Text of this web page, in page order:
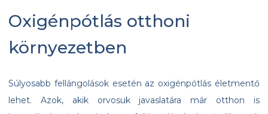
Oxigénpótlás otthoni
környezetben
Súlyosabb fellángolások esetén az oxigénpótlás életmentő
lehet. Azok, akik orvosuk javaslatára már otthon is